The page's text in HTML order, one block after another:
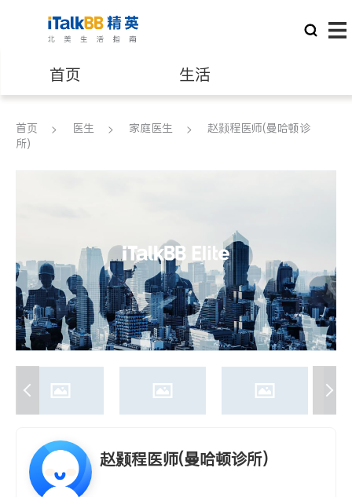
首页 生活
医生 律师
养老 非盈利组织
首页 医生 家庭医生
赵颢程医师(曼哈顿诊
所)
赵颢程医师(曼哈顿诊所)